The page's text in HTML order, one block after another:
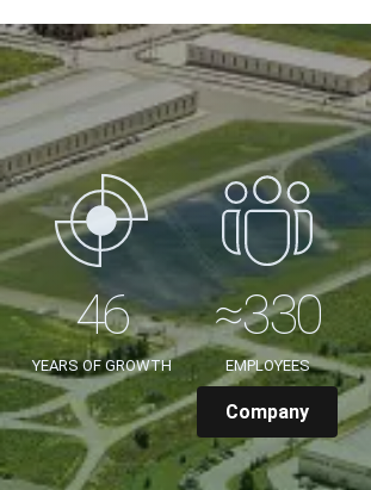
YEARS OF GROWTH EMPLOYEES
Company